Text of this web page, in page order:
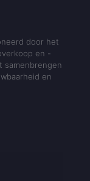
door het
en -
samenbrengen
en